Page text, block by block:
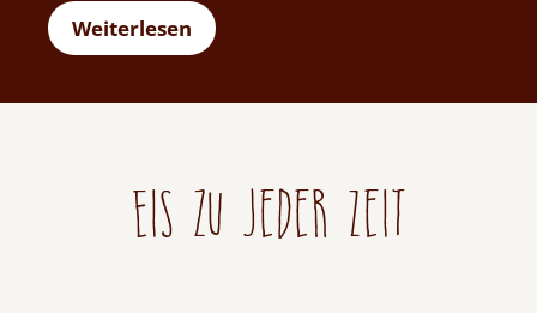
Weiterlesen
Eis zu jeder Zeit